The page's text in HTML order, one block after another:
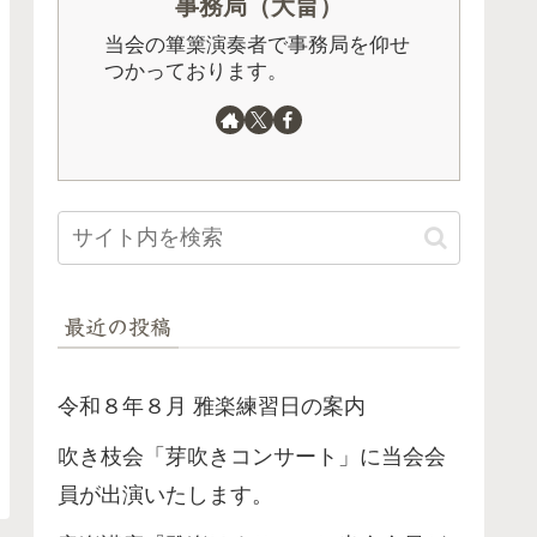
事務局（大畠）
当会の篳篥演奏者で事務局を仰せ
つかっております。
最近の投稿
令和８年８月 雅楽練習日の案内
吹き枝会「芽吹きコンサート」に当会会
員が出演いたします。